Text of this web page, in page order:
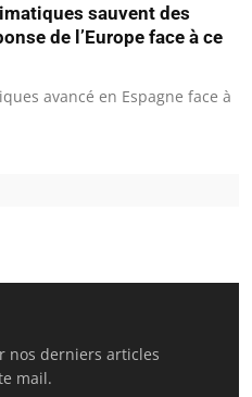
sauvent des
de l’Europe face à ce
avancé en Espagne face à
nos derniers articles
mail.